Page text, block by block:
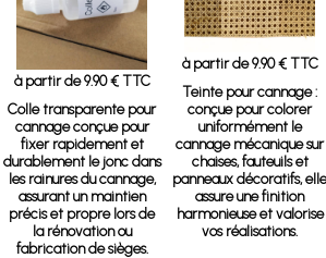
à partir de 9.90 € TTC
Colle transparente pour
cannageconçue pour
fixer rapidement et
durablement le jonc dans
les rainures du cannage,
assurant un maintien
précis et propre lors de
la rénovation ou
fabrication de sièges.
à partir de 9.90 € TTC
Teinte pour cannage:
conçue pour colorer
uniformément le
cannage mécanique sur
chaises, fauteuils et
panneaux décoratifs, elle
assure une finition
harmonieuse et valorise
vos réalisations.